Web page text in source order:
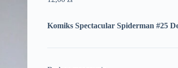
Komiks Spectacular Spiderman #25